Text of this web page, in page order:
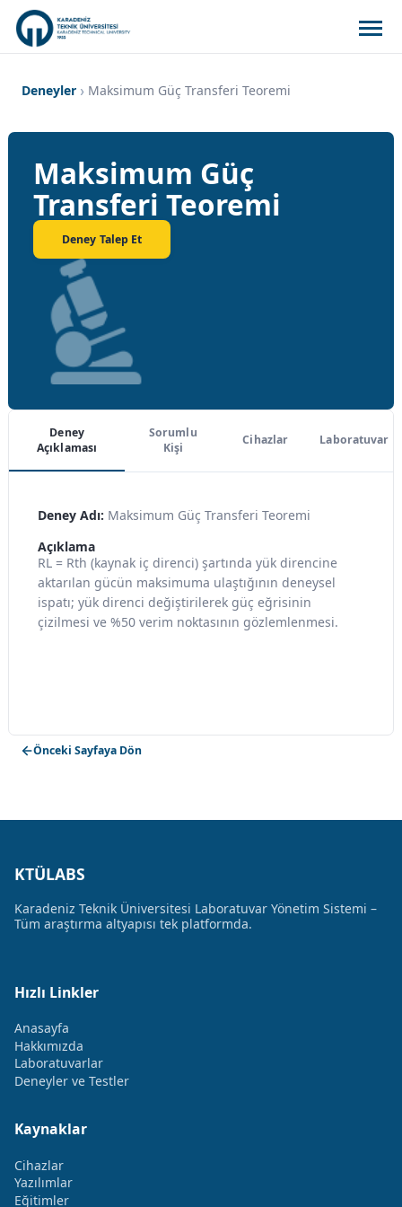
Deneyler Maksimum Güç Transferi Teoremi
Maksimum Güç
Transferi Teoremi
Deney Talep Et
Deney
Açıklaması
Sorumlu
Kişi
Cihazlar Laboratuvar
Deney Adı: Maksimum Güç Transferi Teoremi
Açıklama
RL = Rth (kaynak iç direnci) şartında yük direncine
aktarılan gücün maksimuma ulaştığının deneysel
ispatı; yük direnci değiştirilerek güç eğrisinin
çizilmesi ve %50 verim noktasının gözlemlenmesi.
Önceki Sayfaya Dön
KTÜLABS
Karadeniz Teknik Üniversitesi Laboratuvar Yönetim Sistemi –
Tüm araştırma altyapısı tek platformda.
Hızlı Linkler
Anasayfa
Hakkımızda
Laboratuvarlar
Deneyler ve Testler
Kaynaklar
Cihazlar
Yazılımlar
Eğitimler